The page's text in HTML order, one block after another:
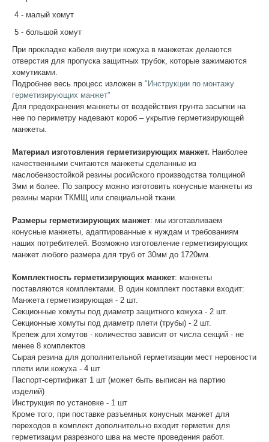
4 - малый хомут
5 - большой хомут
При прокладке кабеля внутри кожуха в манжетах делаются
отверстия для пропуска защитных трубок, которые зажимаются
хомутиками.
Подробнее весь процесс изложен в "Инструкции по монтажу
герметизирующих манжет"
Для предохранения манжеты от воздействия грунта засыпки на
нее по периметру надевают короб – укрытие герметизирующей
манжеты.
Материал изготовления герметизирующих манжет. Наиболее
качественными считаются манжеты сделанные из
маслобензостойкой резины росийского производства толщиной
3мм и более. По запросу можно изготовить конусные манжеты из
резины марки ТКМЩ или специальной ткани.
Размеры герметизирующих манжет: мы изготавливаем
конусные манжеты, адаптированные к нуждам и требованиям
наших потребителей. Возможно изготовление герметизирующих
манжет любого размера для труб от 30мм до 1720мм.
Комплектность герметизирующих манжет: манжеты
поставляются комплектами. В один комплект поставки входит:
Манжета герметизирующая - 2 шт.
Секционные хомуты под диаметр защитного кожуха - 2 шт.
Секционные хомуты под диаметр плети (трубы) - 2 шт.
Крепеж для хомутов - количество зависит от числа секций - не
менее 8 комплектов
Сырая резина для дополнительной герметизации мест неровности
плети или кожуха - 4 шт
Паспорт-сертификат 1 шт (может быть выписан на партию
изделий)
Инструкция по установке - 1 шт
Кроме того, при поставке разъемных конусных манжет для
переходов в комплект дополнительно входит герметик для
герметизации разрезного шва на месте проведения работ.